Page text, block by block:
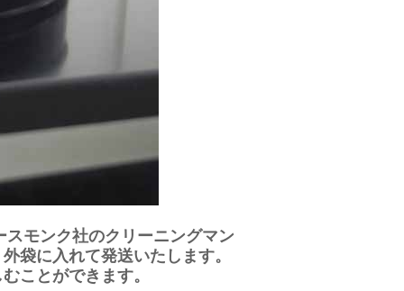
モンク社のクリーニングマン
袋に入れて発送いたします。
ことができます。